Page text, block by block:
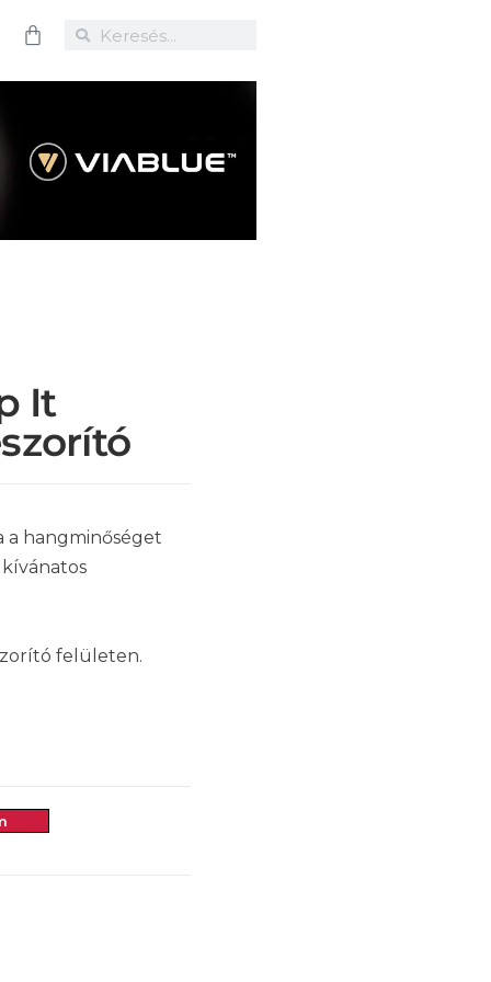
It
a hangminőséget
felületen.